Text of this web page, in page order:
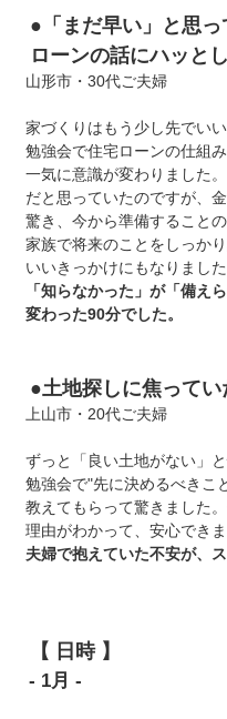
●「まだ早い」と思っ
ローンの話にハッと
山形市・30代ご夫婦
家づくりはもう少し先でいい
勉強会で住宅ローンの仕組
一気に意識が変わりました
だと思っていたのですが、
驚き、今から準備することの
家族で将来のことをしっかり
いいきっかけにもなりました
「知らなかった」が「備え
変わった90分でした。
●土地探しに焦ってい
上山市・20代ご夫婦
ずっと「良い土地がない」と
勉強会で"先に決めるべきこ
教えてもらって驚きました
理由がわかって、安心できま
夫婦で抱えていた不安が、
【 日時 】
- 1月 -